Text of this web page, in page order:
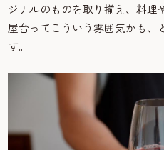
ジナルのものを取り揃え、料理
屋台ってこういう雰囲気かも、
す。